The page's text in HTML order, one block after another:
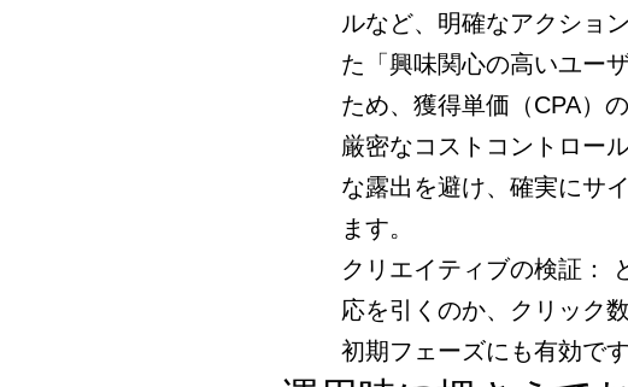
ルなど、明確なアクショ
た「興味関心の高いユー
ため、獲得単価（CPA）
厳密なコストコントロー
な露出を避け、確実にサ
ます。
クリエイティブの検証：
応を引くのか、クリック
初期フェーズにも有効です